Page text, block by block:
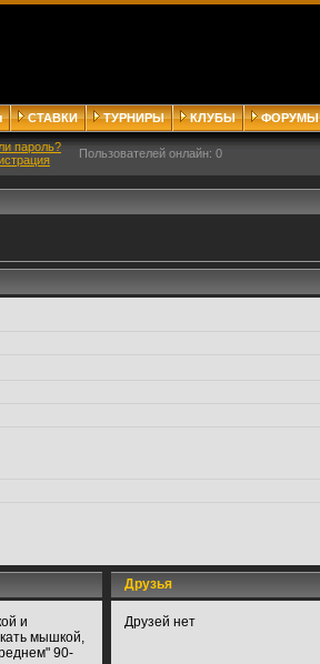
СТАВКИ ТУРНИРЫ КЛУБЫ ФОРУМЫ
пароль?
Пользователей онлайн: 0
и
мышкой,
90-
Друзья
Друзей нет